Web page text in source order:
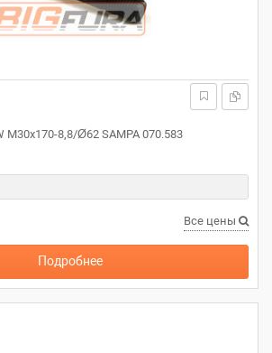
M30x170-8,8/Ø62 SAMPA 070.583
Все цены
Подробнее